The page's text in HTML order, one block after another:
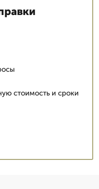
стоимость и сроки